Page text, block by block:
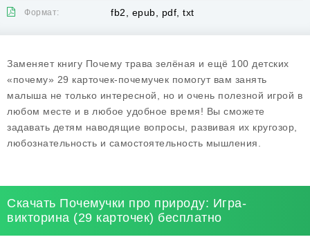
Формат: fb2, epub, pdf, txt
Заменяет книгу Почему трава зелёная и ещё 100 детских
«почему» 29 карточек-почемучек помогут вам занять
малыша не только интересной, но и очень полезной игрой в
любом месте и в любое удобное время! Вы сможете
задавать детям наводящие вопросы, развивая их кругозор,
любознательность и самостоятельность мышления.
Скачать Почемучки про природу: Игра-
викторина (29 карточек) бесплатно